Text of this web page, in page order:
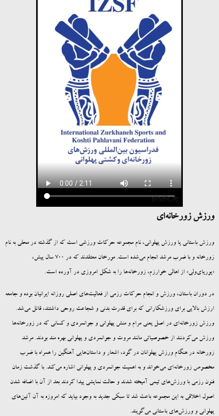
ورزش زورخانه‌ای
ورزش باستانی یا ورزش پهلوانی، نام مجموعه حرکات ورزشی است که از گذشته در محلی به نام
زورخانه و با ضرب مرشد انجام می‌شده است. مورخان معتقدند که در 700 سال پیش،
«پوریای‌ولی» از اهالی خوارزم، زورخانه‌ها را به شکل امروزی در آورده است.
در دوران باستان، ورزش و انجام حرکات رزمی از فعالیت‌های اصلی روزانه ایرانیان بوده و جامعه
ارزش بالایی برای ورزشکارانی که برای قدرت بدنی و شجاعت روحی داشتند، قائل می‌شد.
ورزش زورخانه‌ای در اصل یعنی مرام و منش پهلوانی و جوانمردی و کسانی که در زورخانه‌ها
ورزش می‌کردنند از خصوصیاتی مانند مروت و جوانمردی و پهلوانی بهره مند بودند. مرشد
زورخانه در هنگام ورزش پهلوانان در گود، اشعار و داستان‌هایی آهنگین را همراه با ضرب
مخصوص زورخانه‌ای می‌خواند و به اهمیت جوانمردی و پهلوانی اشاره می‌کند. با گذشت زمان
فنون رزمی با ورزش‌های تیمی آمیخته شدند و حالت نمایشی پیدا کردند بعد از آن با اضافه شدن
اصول اخلاقی به این مجموعه باعث شد تا سبکی جدید به وجود بیاید که امروزه به آن آئین‌های
پهلوانی و ورزش‌های باستانی می‌گویند.